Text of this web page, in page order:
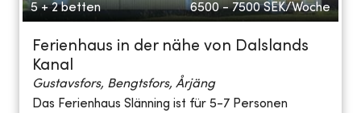
5 + 2 betten 6500 - 7500 SEK/Woche
Ferienhaus in der nähe von Dalslands
Kanal
Gustavsfors, Bengtsfors, Årjäng
Das Ferienhaus Slänning ist für 5-7 Personen